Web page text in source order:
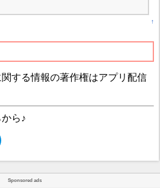
↑
する情報の著作権はアプリ配信
ら♪
Sponsored ads